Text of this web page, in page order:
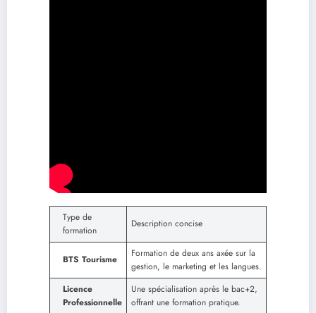
Type de
formation
Description concise
BTS Tourisme
Formation de deux ans axée sur la
gestion, le marketing et les langues.
Licence
Professionnelle
Une spécialisation après le bac+2,
offrant une formation pratique.